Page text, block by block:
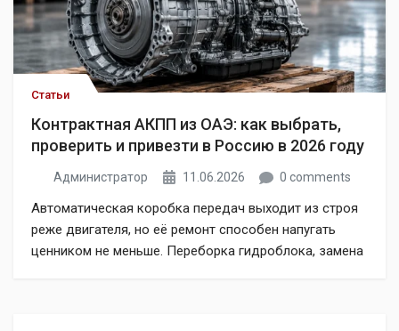
Статьи
Контрактная АКПП из ОАЭ: как выбрать,
проверить и привезти в Россию в 2026 году
Администратор 11.06.2026 0 comments
Автоматическая коробка передач выходит из строя
реже двигателя, но её ремонт способен напугать
ценником не меньше. Переборка гидроблока, замена